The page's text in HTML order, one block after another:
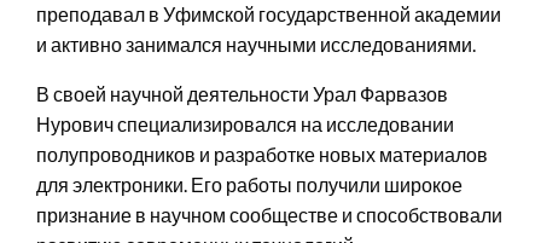
преподавал в Уфимской государственной академии
и активно занимался научными исследованиями.
В своей научной деятельности Урал Фарвазов
Нурович специализировался на исследовании
полупроводников и разработке новых материалов
для электроники. Его работы получили широкое
признание в научном сообществе и способствовали